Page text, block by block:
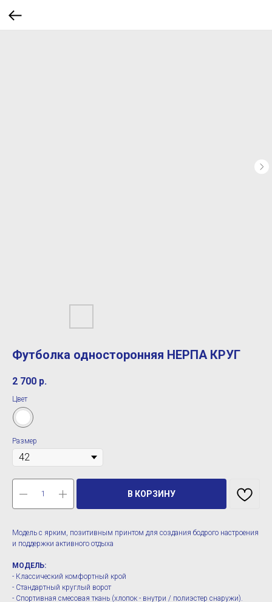
Футболка односторонняя НЕРПА КРУГ
2 700 р.
Цвет
Размер
В КОРЗИНУ
Модель с ярким, позитивным принтом для создания бодрого настроения
и поддержки активного отдыха
МОДЕЛЬ:
- Классический комфортный крой
- Стандартный круглый ворот
- Спортивная смесовая ткань (хлопок - внутри / полиэстер снаружи).